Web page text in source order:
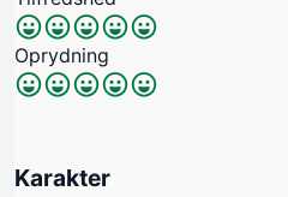
Oprydning
Karakter